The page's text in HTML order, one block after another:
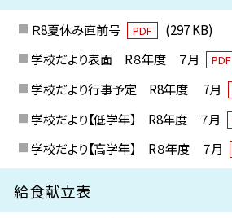
Ｒ8夏休み直前号 PDF
(297 KB)
学校だより表面 R８年度 ７月
PDF
学校だより行事予定 R8年度 7月
学校だより【低学年】 R8年度 ７月
学校だより【高学年】 R８年度 ７月
給食献立表